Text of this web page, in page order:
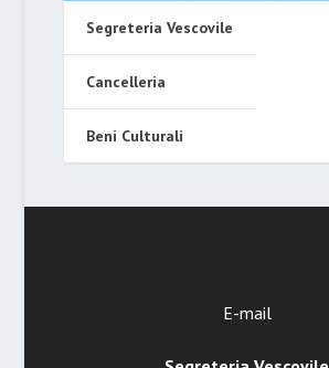
Segreteria Vescovile
Cancelleria
Beni Culturali
E-mail